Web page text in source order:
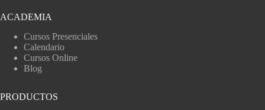
ACADEMIA
Cursos Presenciales
Calendario
Cursos Online
Blog
PRODUCTOS